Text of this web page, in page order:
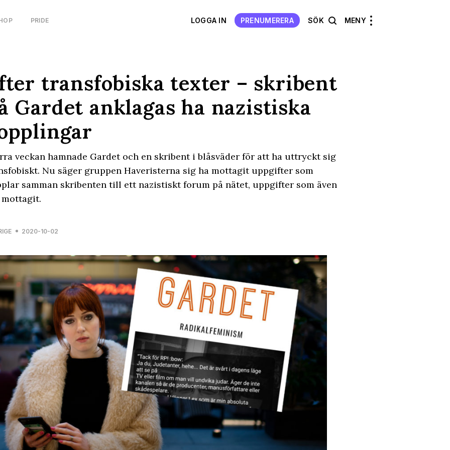
PRIDE LOGGA IN PRENUMERERA SÖK MENY
transfobiska texter – skribent
Gardet anklagas ha nazistiska
veckan hamnade Gardet och en skribent i blåsväder för att ha uttryckt sig
Nu säger gruppen Haveristerna sig ha mottagit uppgifter som
samman skribenten till ett nazistiskt forum på nätet, uppgifter som även
mottagit.
2020-10-02